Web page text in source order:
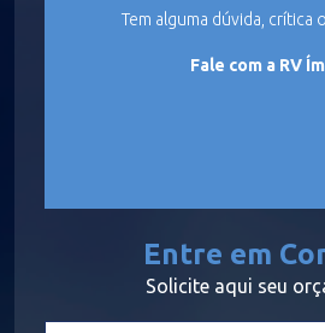
Tem alguma dúvida, crítica
Fale com a RV
Entre em
Solicite aqui seu